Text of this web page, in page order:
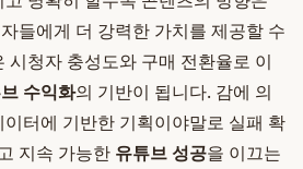
들에게 더 강력한 가치를 제공할 수
시청자 충성도와 구매 전환율로 이
수익화의 기반이 됩니다. 감에 의
터에 기반한 기획이야말로 실패 확
지속 가능한 유튜브 성공을 이끄는